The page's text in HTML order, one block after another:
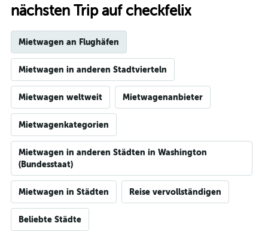
nächsten Trip auf checkfelix
Mietwagen an Flughäfen
Mietwagen in anderen Stadtvierteln
Mietwagen weltweit Mietwagenanbieter
Mietwagenkategorien
Mietwagen in anderen Städten in Washington
(Bundesstaat)
Mietwagen in Städten Reise vervollständigen
Beliebte Städte